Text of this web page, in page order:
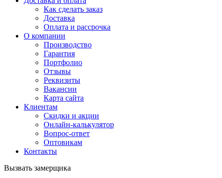
Как сделать заказ
Доставка
Оплата и рассрочка
О компании
Производство
Гарантия
Портфолио
Отзывы
Реквизиты
Вакансии
Карта сайта
Клиентам
Скидки и акции
Онлайн-калькулятор
Вопрос-ответ
Оптовикам
Контакты
Вызвать замерщика